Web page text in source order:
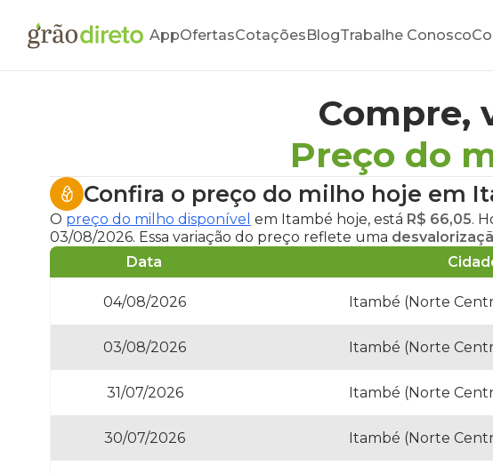
AppOfertasCotaçõesBlogTrabalhe Conosco
Compre,
Preço do
Confira o preço do milho hoje em
O preço do milho disponível em Itambé hoje, está R$ 66,05.
03/08/2026. Essa variação do preço reflete uma
Data
04/08/2026 Itambé (Norte
03/08/2026 Itambé (Norte
31/07/2026 Itambé (Norte
30/07/2026 Itambé (Norte